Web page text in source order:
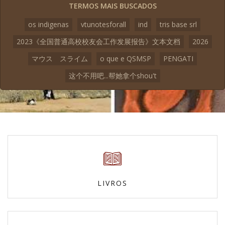
TERMOS MAIS BUSCADOS
os indigenas
vtunotesforall ind
tris base srl
2023《全国普通高校校友会工作发展报告》文本文档
2026
マウス スライム
o que e QSMSP
PENGATI
这个不用吧...帮她拿个shou't
LIVROS